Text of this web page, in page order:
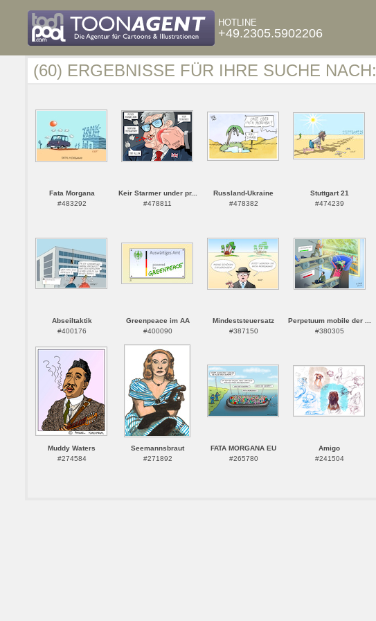
HOTLINE
+49.2305.5902206
(60) ERGEBNISSE FÜR IHRE SUCHE NACH:
Fata Morgana
#483292
Keir Starmer under pr...
#478811
Russland-Ukraine
#478382
Stuttgart 21
#474239
Abseiltaktik
#400176
Greenpeace im AA
#400090
Mindeststeuersatz
#387150
Perpetuum mobile der ...
#380305
Muddy Waters
#274584
Seemannsbraut
#271892
FATA MORGANA EU
#265780
Amigo
#241504